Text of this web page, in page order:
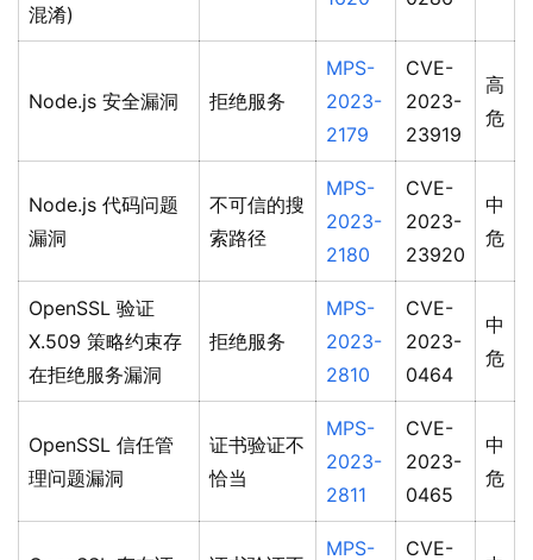
混淆)
Node.js 安全漏洞 拒绝服务
MPS-
2023-
2179
CVE-
2023-
23919
高
危
Node.js 代码问题
漏洞
不可信的搜
索路径
MPS-
2023-
2180
CVE-
2023-
23920
中
危
OpenSSL 验证
X.509 策略约束存
在拒绝服务漏洞
拒绝服务
MPS-
2023-
2810
CVE-
2023-
0464
中
危
OpenSSL 信任管
理问题漏洞
证书验证不
恰当
MPS-
2023-
2811
CVE-
2023-
0465
中
危
MPS-
CVE-